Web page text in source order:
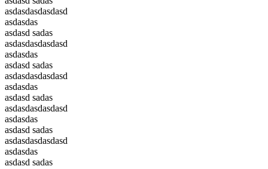
asdasdasdasdasd
asdasdas
asdasd sadas
asdasdasdasdasd
asdasdas
asdasd sadas
asdasdasdasdasd
asdasdas
asdasd sadas
asdasdasdasdasd
asdasdas
asdasd sadas
asdasdasdasdasd
asdasdas
asdasd sadas